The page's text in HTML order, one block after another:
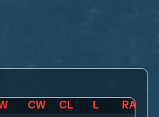
CW CL L
RA